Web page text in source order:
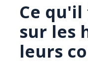
Ce
sur les
leurs